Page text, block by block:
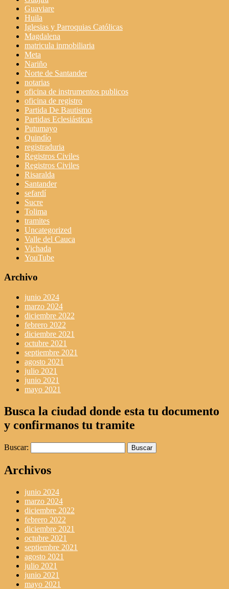
Guaviare
Huila
Iglesias y Parroquias Católicas
Magdalena
matricula inmobiliaria
Meta
Nariño
Norte de Santander
notarias
oficina de instrumentos publicos
oficina de registro
Partida De Bautismo
Partidas Eclesiásticas
Putumayo
Quindío
registraduria
Registros Civiles
Registros Civiles
Risaralda
Santander
sefardí
Sucre
Tolima
tramites
Uncategorized
Valle del Cauca
Vichada
YouTube
Archivo
junio 2024
marzo 2024
diciembre 2022
febrero 2022
diciembre 2021
octubre 2021
septiembre 2021
agosto 2021
julio 2021
junio 2021
mayo 2021
Busca la ciudad donde esta tu documento
y confirmanos tu tramite
Buscar:
Archivos
junio 2024
marzo 2024
diciembre 2022
febrero 2022
diciembre 2021
octubre 2021
septiembre 2021
agosto 2021
julio 2021
junio 2021
mayo 2021